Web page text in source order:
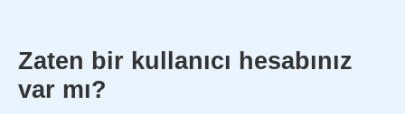
Zaten bir kullanıcı hesabınız
var mı?